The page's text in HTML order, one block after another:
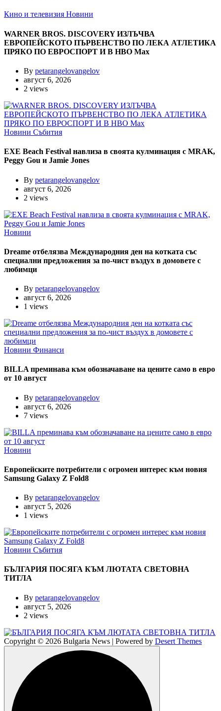
Кино и телевизия Новини
WARNER BROS. DISCOVERY ИЗЛЪЧВА
ЕВРОПЕЙСКОТО ПЪРВЕНСТВО ПО ЛЕКА АТЛЕТИКА
ПРЯКО ПО ЕВРОСПОРТ И В НВО Мах
By petarangelovangelov
август 6, 2026
2 views
Новини Събития
EXE Beach Festival навлиза в своята кулминация с MRAK,
Peggy Gou и Jamie Jones
By petarangelovangelov
август 6, 2026
2 views
Новини
Dreame отбелязва Международния ден на котката със
специални предложения за по-чист въздух в домовете с
любимци
By petarangelovangelov
август 6, 2026
1 views
Новини Финанси
BILLA преминава към обозначаване на цените само в евро
от 10 август
By petarangelovangelov
август 6, 2026
7 views
Новини
Европейските потребители с огромен интерес към новия
Samsung Galaxy Z Fold8
By petarangelovangelov
август 5, 2026
1 views
Новини Събития
БЪЛГАРИЯ ПОСЯГА КЪМ ЛЮТАТА СВЕТОВНА
ТИТЛА
By petarangelovangelov
август 5, 2026
2 views
Copyright © 2026 Bulgaria News | Powered by Desert Themes